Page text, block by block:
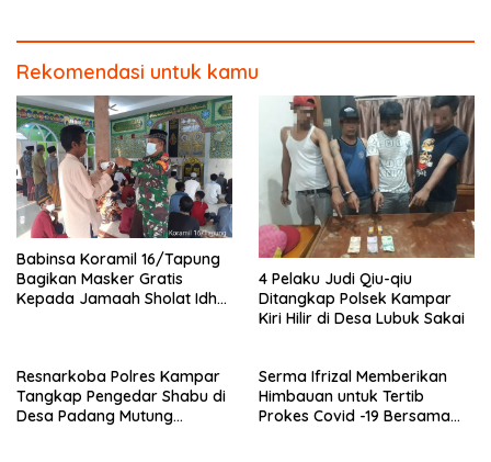
Rekomendasi untuk kamu
Babinsa Koramil 16/Tapung
Bagikan Masker Gratis
Kepada Jamaah Sholat Idhul
4 Pelaku Judi Qiu-qiu
Ditangkap Polsek Kampar
Kiri Hilir di Desa Lubuk Sakai
Resnarkoba Polres Kampar
Tangkap Pengedar Shabu di
Desa Padang Mutung
Serma Ifrizal Memberikan
Himbauan untuk Tertib
Prokes Covid -19 Bersama